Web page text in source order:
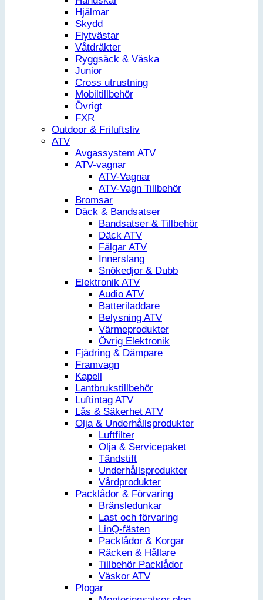
Hjälmar
Skydd
Flytvästar
Våtdräkter
Ryggsäck & Väska
Junior
Cross utrustning
Mobiltillbehör
Övrigt
FXR
Outdoor & Friluftsliv
ATV
Avgassystem ATV
ATV-vagnar
ATV-Vagnar
ATV-Vagn Tillbehör
Bromsar
Däck & Bandsatser
Bandsatser & Tillbehör
Däck ATV
Fälgar ATV
Innerslang
Snökedjor & Dubb
Elektronik ATV
Audio ATV
Batteriladdare
Belysning ATV
Värmeprodukter
Övrig Elektronik
Fjädring & Dämpare
Framvagn
Kapell
Lantbrukstillbehör
Luftintag ATV
Lås & Säkerhet ATV
Olja & Underhållsprodukter
Luftfilter
Olja & Servicepaket
Tändstift
Underhållsprodukter
Vårdprodukter
Packlådor & Förvaring
Bränsledunkar
Last och förvaring
LinQ-fästen
Packlådor & Korgar
Räcken & Hållare
Tillbehör Packlådor
Väskor ATV
Plogar